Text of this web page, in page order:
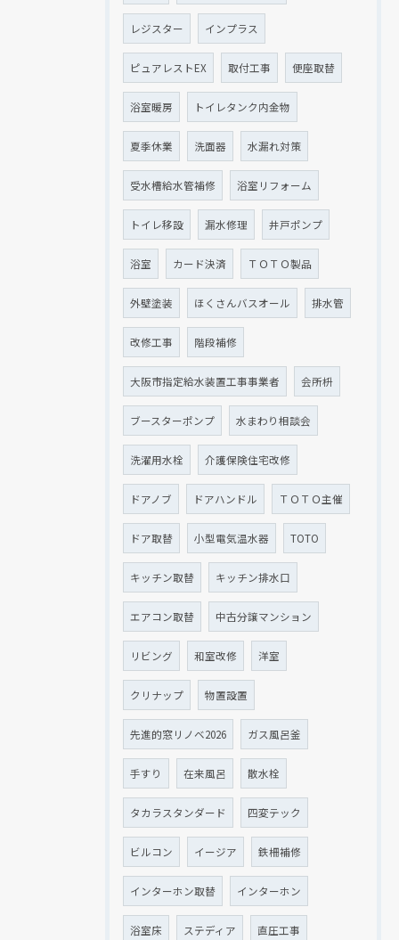
レジスター インプラス
ピュアレストEX 取付工事 便座取替
浴室暖房 トイレタンク内金物
夏季休業 洗面器 水漏れ対策
受水槽給水管補修 浴室リフォーム
トイレ移設 漏水修理 井戸ポンプ
浴室 カード決済 ＴＯＴＯ製品
外壁塗装 ほくさんバスオール 排水管
改修工事 階段補修
大阪市指定給水装置工事事業者 会所枡
ブースターポンプ 水まわり相談会
洗濯用水栓 介護保険住宅改修
ドアノブ ドアハンドル ＴＯＴＯ主催
ドア取替 小型電気温水器 TOTO
キッチン取替 キッチン排水口
エアコン取替 中古分譲マンション
リビング 和室改修 洋室
クリナップ 物置設置
先進的窓リノベ2026 ガス風呂釜
手すり 在来風呂 散水栓
タカラスタンダード 四変テック
ビルコン イージア 鉄柵補修
インターホン取替 インターホン
浴室床 ステディア 直圧工事